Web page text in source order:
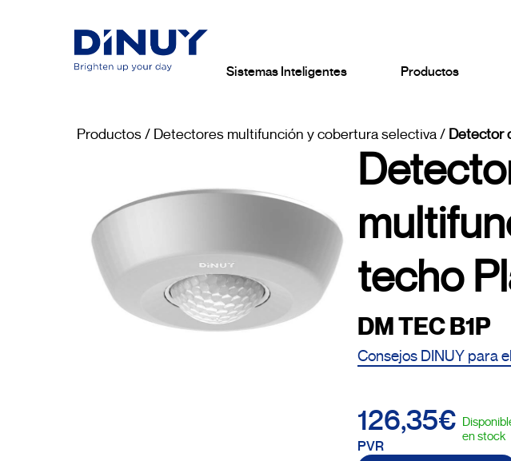
Sistemas Inteligentes Productos
Productos/ Detectores multifunción y cobertura selectiva/ Detector
techo
DM TEC B1P
Consejos DINUY para
126,35€
PVR
en stock